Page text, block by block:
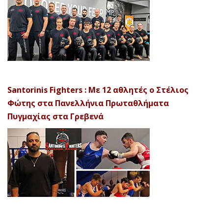
Santorinis Fighters : Με 12 αθλητές ο Στέλιος
Φώτης στα Πανελλήνια Πρωταθλήματα
Πυγμαχίας στα Γρεβενά